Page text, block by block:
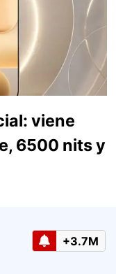
viene
6500 nits y
+3.7M